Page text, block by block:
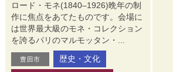
ロード・モネ(1840–1926)晩年の制
作に焦点をあてたものです。会場に
は世界最大級のモネ・コレクション
を誇るパリのマルモッタン・...
豊田市
歴史・文化